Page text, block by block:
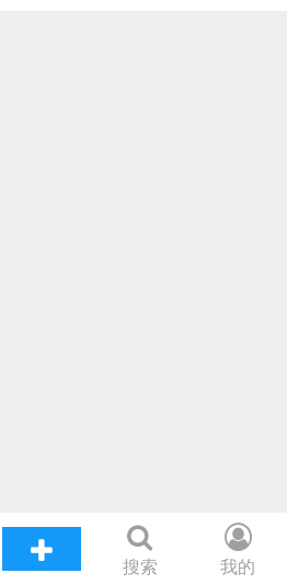
搜索 我的